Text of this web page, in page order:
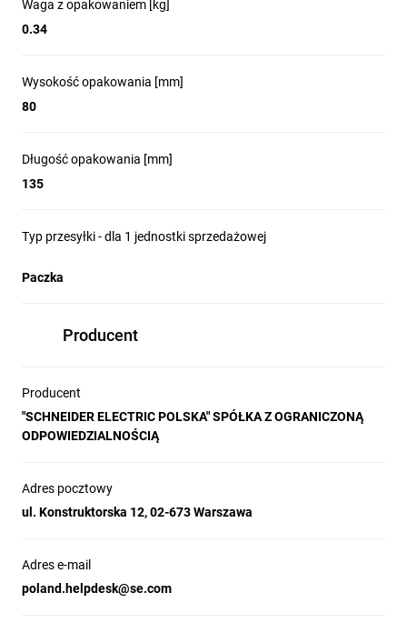
Waga z opakowaniem [kg]
0.34
Wysokość opakowania [mm]
80
Długość opakowania [mm]
135
Typ przesyłki - dla 1 jednostki sprzedażowej
Paczka
Producent
Producent
"SCHNEIDER ELECTRIC POLSKA" SPÓŁKA Z OGRANICZONĄ
ODPOWIEDZIALNOŚCIĄ
Adres pocztowy
ul. Konstruktorska 12, 02-673 Warszawa
Adres e-mail
poland.helpdesk@se.com